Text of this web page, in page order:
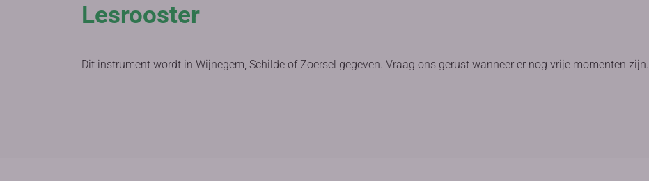
Lesrooster
Dit instrument wordt in Wijnegem, Schilde of Zoersel gegeven. Vraag ons gerust wanneer er nog vrije momenten zijn.